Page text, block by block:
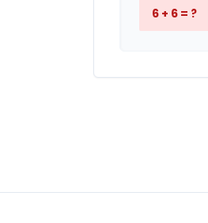
6 + 6 = ?